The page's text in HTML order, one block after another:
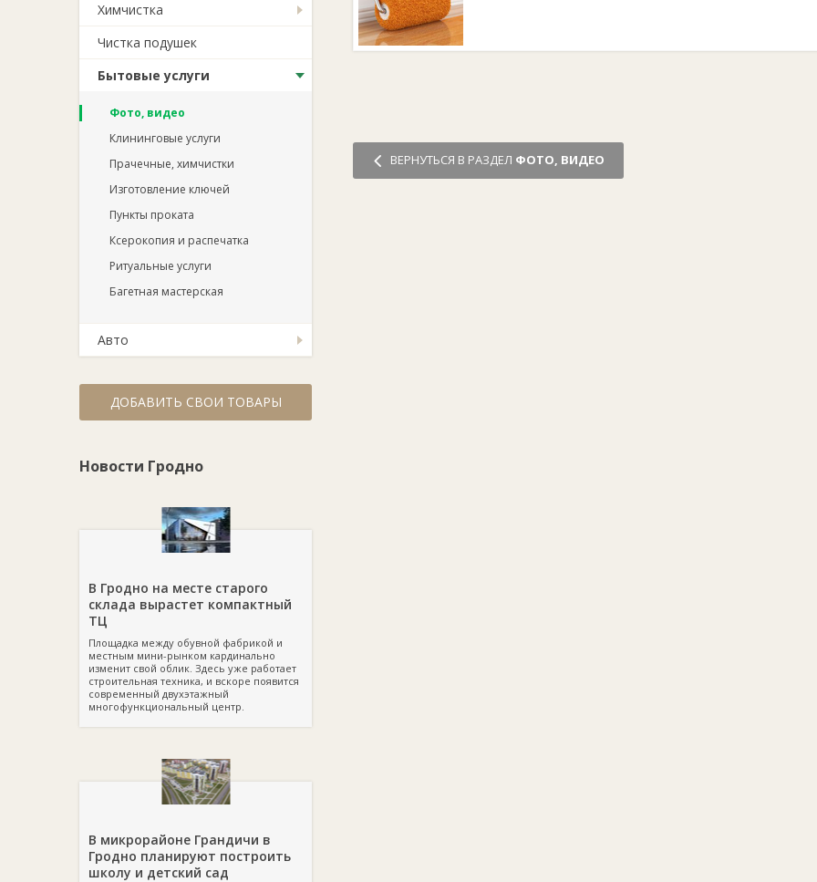
Химчистка
Чистка подушек
Бытовые услуги
Фото, видео
Клининговые услуги
Прачечные, химчистки
Изготовление ключей
Пункты проката
Ксерокопия и распечатка
Ритуальные услуги
Багетная мастерская
Авто
ДОБАВИТЬ СВОИ ТОВАРЫ
Новости Гродно
В Гродно на месте старого
склада вырастет компактный
ТЦ
Площадка между обувной фабрикой и
местным мини-рынком кардинально
изменит свой облик. Здесь уже работает
строительная техника, и вскоре появится
современный двухэтажный
многофункциональный центр.
В микрорайоне Грандичи в
Гродно планируют построить
школу и детский сад
ВЕРНУТЬСЯ В РАЗДЕЛ ФОТО, ВИДЕО